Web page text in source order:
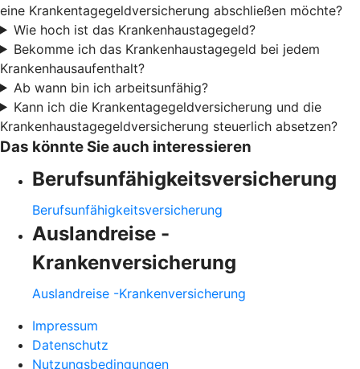
eine Krankentagegeldversicherung abschließen möchte?
Wie hoch ist das Krankenhaustagegeld?
Bekomme ich das Krankenhaustagegeld bei jedem
Krankenhausaufenthalt?
Ab wann bin ich arbeitsunfähig?
Kann ich die Krankentagegeldversicherung und die
Krankenhaustagegeldversicherung steuerlich absetzen?
Das könnte Sie auch interessieren
Berufsunfähigkeitsversicherung
Berufsunfähigkeitsversicherung
Auslandreise -
Krankenversicherung
Auslandreise -Krankenversicherung
Impressum
Datenschutz
Nutzungsbedingungen